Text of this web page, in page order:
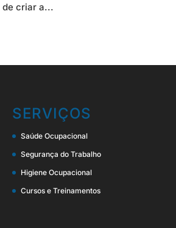
criar a...
SERVIÇOS
Saúde Ocupacional
Segurança do Trabalho
Higiene Ocupacional
Cursos e Treinamentos